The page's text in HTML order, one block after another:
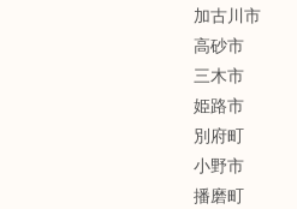
加古川市
高砂市
三木市
姫路市
別府町
小野市
播磨町